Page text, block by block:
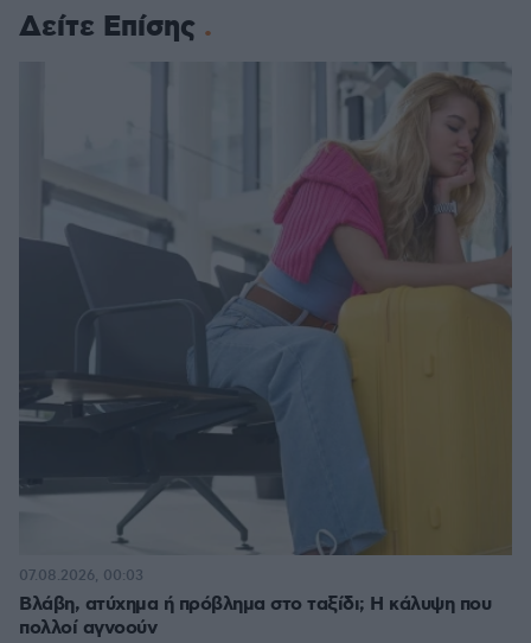
Δείτε Επίσης
Βλάβη, ατύχημα ή πρόβλημα στο ταξίδι; Η κάλυψη που
πολλοί αγνοούν
07.08.2026, 00:03